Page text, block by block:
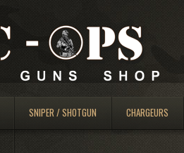
SNIPER / SHOTGUN CHARGEURS